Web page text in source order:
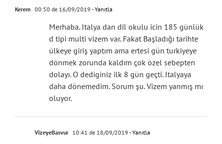
Kerem 00:50 de 16/09/2019 - Yanıtla
Merhaba. Italya dan dil okulu icin 185 günlük
d tipi multi vizem var. Fakat Başladığı tarihte
ülkeye giriş yaptım ama ertesi gün turkiyeye
dönmek zorunda kaldım çok özel sebepten
dolayı. O dediginiz ilk 8 gün geçti. Italyaya
daha dönemedim. Sorum şu. Vizem yanmış mı
oluyor.
VizeyeBasvur 10:41 de 18/09/2019 - Yanıtla